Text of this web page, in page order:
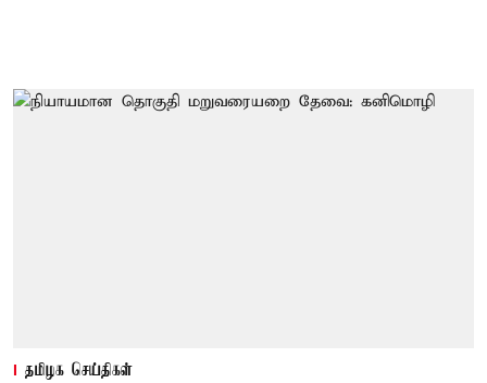
தமிழக செய்திகள்